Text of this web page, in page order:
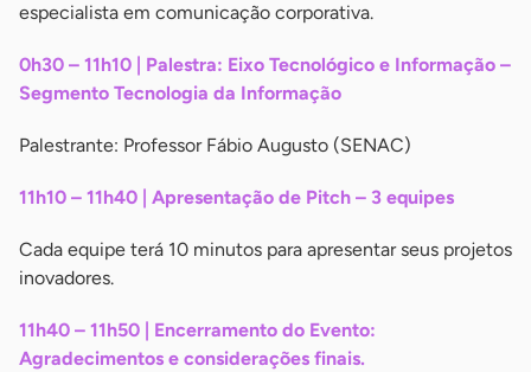
especialista em comunicação corporativa.
0h30 – 11h10 | Palestra: Eixo Tecnológico e Informação –
Segmento Tecnologia da Informação
Palestrante: Professor Fábio Augusto (SENAC)
11h10 – 11h40 | Apresentação de Pitch – 3 equipes
Cada equipe terá 10 minutos para apresentar seus projetos
inovadores.
11h40 – 11h50 | Encerramento do Evento:
Agradecimentos e considerações finais.